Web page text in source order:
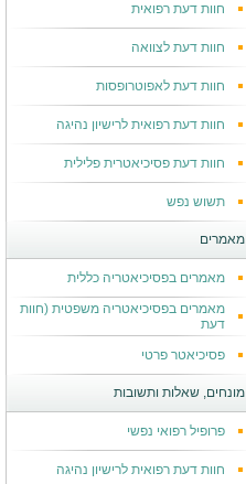
חוות דעת רפואית
חוות דעת לצוואה
חוות דעת לאפוטרופסות
חוות דעת רפואית לרישיון נהיגה
חוות דעת פסיכיאטרית פלילית
תשוש נפש
מאמרים
מאמרים בפסיכיאטריה כללית
מאמרים בפסיכיאטריה משפטית (חוות
דעת
פסיכיאטר פרטי
מונחים, שאלות ותשובות
פרופיל רפואי נפשי
חוות דעת רפואית לרישיון נהיגה